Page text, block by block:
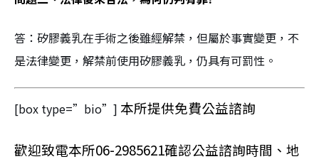
答：矽膠義乳在手術之後雖經解禁，但屬於事實變更，不
是法律變更，解禁前使用矽膠義乳，仍具有可罰性。
[box type=”bio”] 本所提供免費公益諮詢
歡迎致電本所06-2985621確認公益諮詢時間、地